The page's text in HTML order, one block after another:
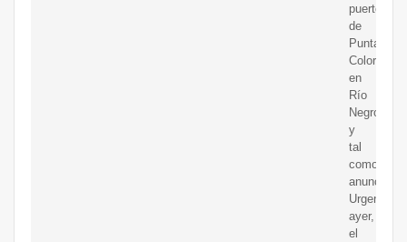
puerto
de
Punta
Colorada,
en
Río
Negro,
y
tal
como
anunció
Urgente24
ayer,
el